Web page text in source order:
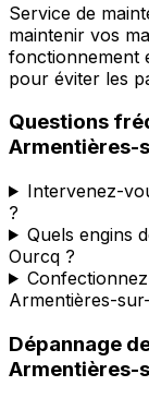
Service de
maintenir vos
fonctionnement
pour éviter les
Questions
Armentières-
Intervenez-
?
Quels engins
Ourcq ?
Armentières-
Dépannage
Armentières-